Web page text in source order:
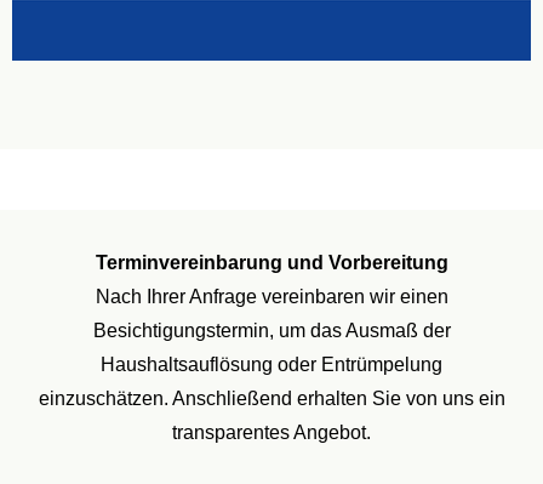
Terminvereinbarung und Vorbereitung
Nach Ihrer Anfrage vereinbaren wir einen
Besichtigungstermin, um das Ausmaß der
Haushaltsauflösung oder Entrümpelung
einzuschätzen. Anschließend erhalten Sie von uns ein
transparentes Angebot.